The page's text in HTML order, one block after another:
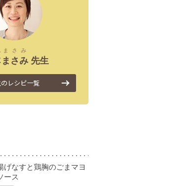
まさみ
まさみ
先生
レシピ一覧
げなすと鶏胸のごまマヨ
ース